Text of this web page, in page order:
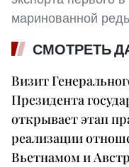
маринованной
СМОТРЕТЬ
Визит
Президента
открывает этап
реализации
Вьетнамом и